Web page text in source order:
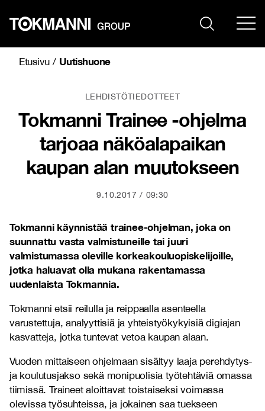
sisältöön
Etusivu/ Uutishuone
LEHDISTÖTIEDOTTEET
Tokmanni Trainee -ohjelma
tarjoaa näköalapaikan
kaupan alan muutokseen
9.10.2017 09:30
Tokmanni käynnistää trainee-ohjelman, joka on
suunnattu vasta valmistuneille tai juuri
valmistumassa oleville korkeakouluopiskelijoille,
jotka haluavat olla mukana rakentamassa
uudenlaista Tokmannia.
Tokmanni etsii reilulla ja reippaalla asenteella
varustettuja, analyyttisiä ja yhteistyökykyisiä digiajan
kasvatteja, jotka tuntevat vetoa kaupan alaan.
Vuoden mittaiseen ohjelmaan sisältyy laaja perehdytys-
ja koulutusjakso sekä monipuolisia työtehtäviä omassa
tiimissä. Traineet aloittavat toistaiseksi voimassa
olevissa työsuhteissa, ja jokainen saa tuekseen